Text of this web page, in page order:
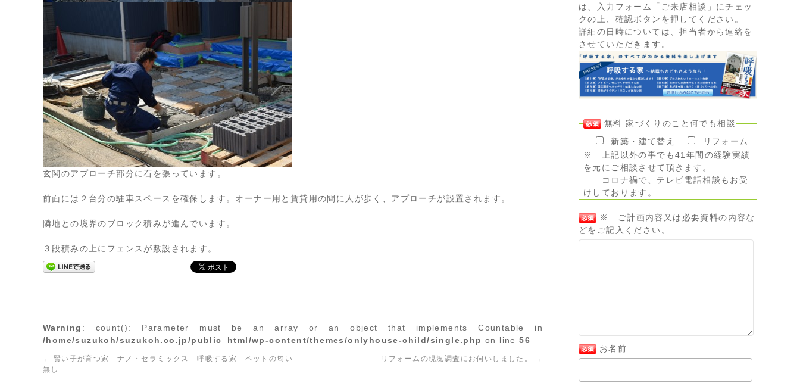
玄関のアプローチ部分に石を張っています。
前面には２台分の駐車スペースを確保します。オーナー用と賃貸用の間に人が歩く、アプローチが設置されます。
隣地との境界のブロック積みが進んでいます。
３段積みの上にフェンスが敷設されます。
Warning : count(): Parameter must be an array or an object that implements Countable in
/home/suzukoh/suzukoh.co.jp/public_html/wp-content/themes/onlyhouse-child/single.php on line56
←
賢い子が育つ家 ナノ・セラミックス 呼吸する家 ペットの匂い
無し
リフォームの現況調査にお伺いしました。 →
は、入力フォーム「ご来店相談」にチェッ
クの上、確認ボタンを押してください。
詳細の日時については、担当者から連絡を
させていただきます。
無料 家づくりのこと何でも相談
新築・建て替え
リフォーム
※ 上記以外の事でも41年間の経験実績
を元にご相談させて頂きます。
コロナ禍で、テレビ電話相談もお受
けしております。
※ ご計画内容又は必要資料の内容な
どをご記入ください。
お名前